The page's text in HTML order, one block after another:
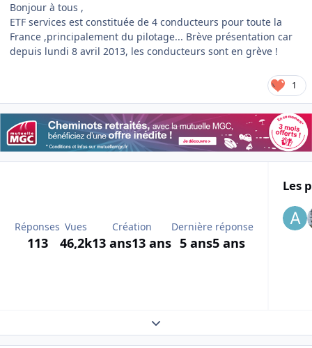
Bonjour à tous ,
ETF services est constituée de 4 conducteurs pour toute la
France ,principalement du pilotage... Brève présentation car
depuis lundi 8 avril 2013, les conducteurs sont en grève !
1
Réponses
113
Vues
46,2k
Création
13 ans13 ans
Dernière réponse
5 ans5 ans
Les
Expand topic overview